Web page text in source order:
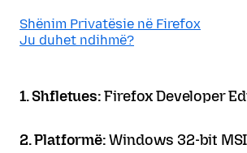
Shënim Privatësie në Firefox
Ju duhet ndihmë?
1. Shfletues:Firefox Developer
2. Platformë:Windows 32-bit MSI